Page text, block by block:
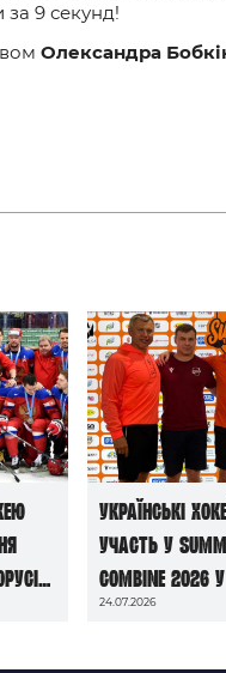
9 секунд!
Олександра
Українські
участь у
Combine 2026
24.07.2026